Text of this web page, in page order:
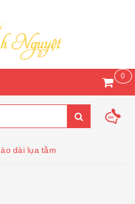
0
áo dài lụa tằm